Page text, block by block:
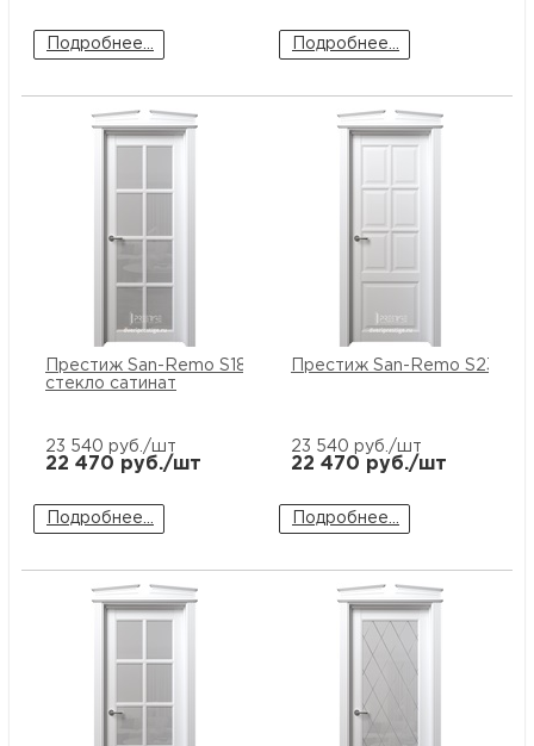
Подробнее... Подробнее...
Престиж San-Remo S18 ПО
стекло сатинат
23 540 руб./шт
22 470 руб./шт
Подробнее...
Престиж San-Remo S23 ПГ
23 540 руб./шт
22 470 руб./шт
Подробнее...